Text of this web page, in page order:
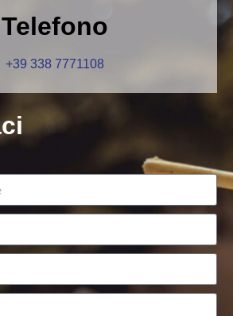
Telefono
+39 338 7771108